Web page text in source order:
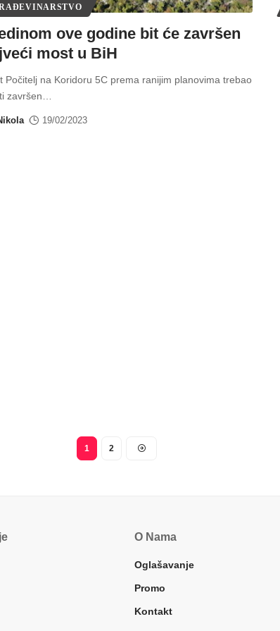
ove godine bit će završen
most u BiH
Počitelj na Koridoru 5C prema ranijim planovima trebao
završen
19/02/2023
1 2
O Nama
Oglašavanje
Promo
Kontakt